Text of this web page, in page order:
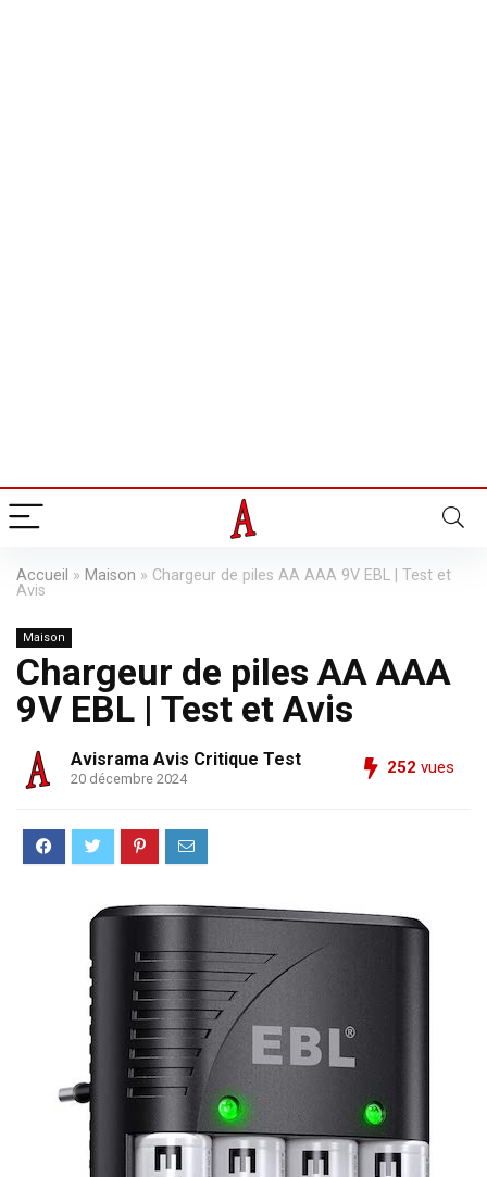
Accueil » Maison » Chargeur de piles AA AAA 9V EBL | Test et
Avis
Maison
Chargeur de piles AA AAA
9V EBL | Test et Avis
Avisrama Avis Critique Test
20 décembre 2024
252 vues